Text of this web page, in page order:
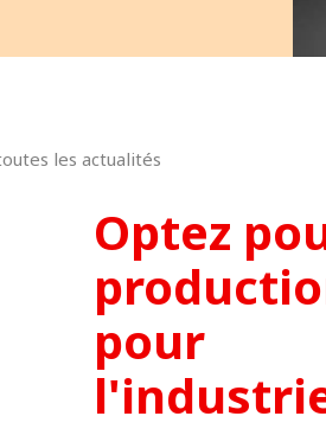
les actualités
Optez
pour